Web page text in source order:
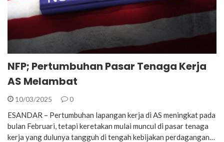
NFP; Pertumbuhan Pasar Tenaga Kerja
AS Melambat
10/03/2025 0
ESANDAR – Pertumbuhan lapangan kerja di AS meningkat pada
bulan Februari, tetapi keretakan mulai muncul di pasar tenaga
kerja yang dulunya tangguh di tengah kebijakan perdagangan…